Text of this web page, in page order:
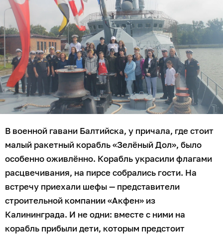
В военной гавани Балтийска, у причала, где стоит
малый ракетный корабль «Зелёный Дол», было
особенно оживлённо. Корабль украсили флагами
расцвечивания, на пирсе собрались гости. На
встречу приехали шефы — представители
строительной компании «Акфен» из
Калининграда. И не одни: вместе с ними на
корабль прибыли дети, которым предстоит